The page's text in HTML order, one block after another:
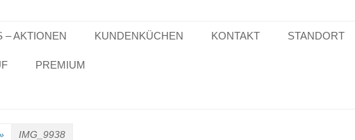
– AKTIONEN KUNDENKÜCHEN KONTAKT STANDORT
PREMIUM
IMG_9938